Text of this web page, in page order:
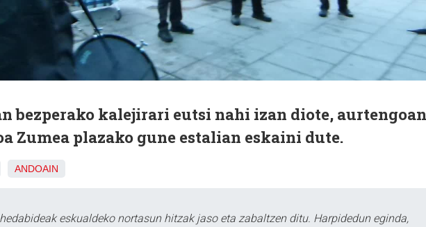
bezperako kalejirari eutsi nahi izan diote, aurtengoan
Zumea plazako gune estalian eskaini dute.
ANDOAIN
eskualdeko nortasun hitzak jaso eta zabaltzen ditu. Harpidedun eginda,